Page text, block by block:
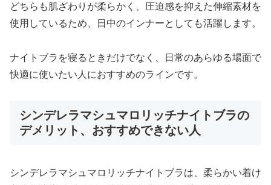
どちらも肌ざわりが柔らかく、圧迫感を抑えた伸縮素材を
使用しているため、日中のインナーとしても活躍します。
ナイトブラを寝るときだけでなく、日常のあらゆる場面で
快適に使いたい人におすすめのラインです。
シンデレラマシュマロリッチナイトブラの
デメリット、おすすめできない人
シンデレラマシュマロリッチナイトブラは、柔らかい着け